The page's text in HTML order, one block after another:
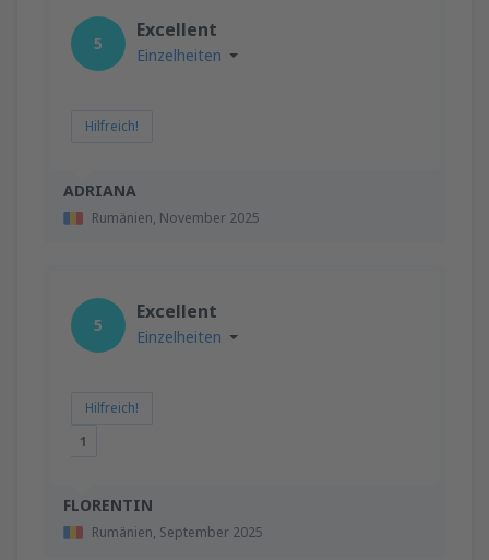
ADRIANA
Rumänien, November 2025
5
Excellent
Einzelheiten
Hilfreich!
FLORENTIN
Rumänien, September 2025
5
Excellent
Einzelheiten
Hilfreich!
1